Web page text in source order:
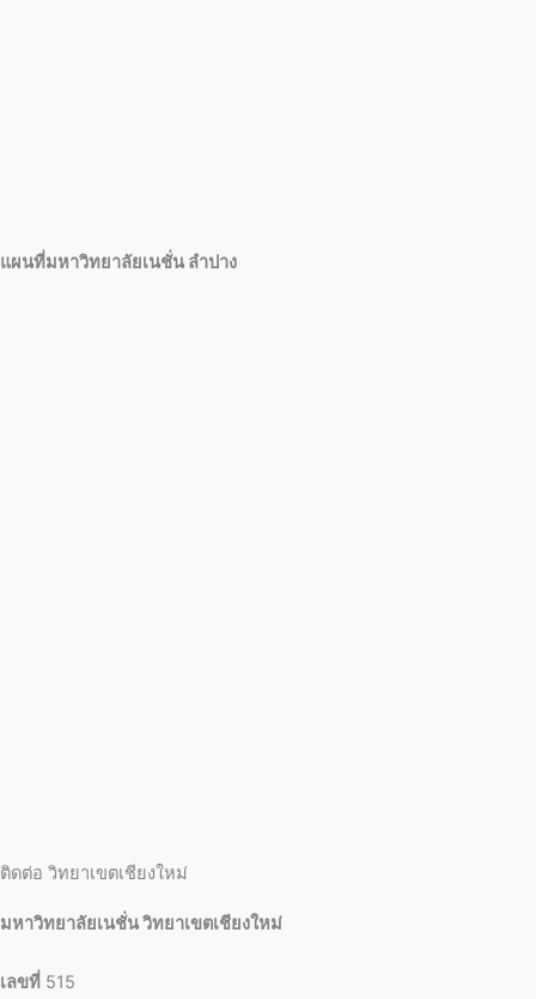
แผนที่มหาวิทยาลัยเนชั่น ลำปาง
ติดต่อ วิทยาเขตเชียงใหม่
มหาวิทยาลัยเนชั่น วิทยาเขตเชียงใหม่
เลขที่ 515